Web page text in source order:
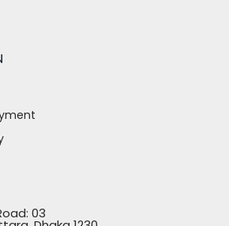
03